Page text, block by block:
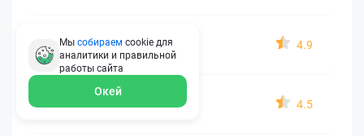
Zetta-Страхование
12 место 162 отзыва
4.9
СберСтрахование
4.5
Мы собираем cookie для
аналитики и правильной
работы сайта
Окей